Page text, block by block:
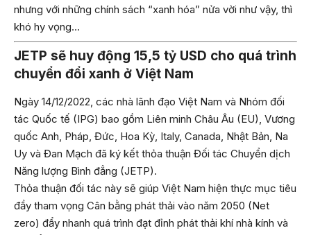
nhưng với những chính sách “xanh hóa” nửa vời như vậy, thì
khó hy vọng…
JETP sẽ huy động 15,5 tỷ USD cho quá trình
chuyển đổi xanh ở Việt Nam
Ngày 14/12/2022, các nhà lãnh đạo Việt Nam và Nhóm đối
tác Quốc tế (IPG) bao gồm Liên minh Châu Âu (EU), Vương
quốc Anh, Pháp, Đức, Hoa Kỳ, Italy, Canada, Nhật Bản, Na
Uy và Đan Mạch đã ký kết thỏa thuận Đối tác Chuyển dịch
Năng lượng Bình đẳng (JETP).
Thỏa thuận đối tác này sẽ giúp Việt Nam hiện thực mục tiêu
đầy tham vọng Cân bằng phát thải vào năm 2050 (Net
zero) đẩy nhanh quá trình đạt đỉnh phát thải khí nhà kính và